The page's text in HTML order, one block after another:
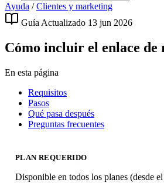
Ayuda / Clientes y marketing
Guía Actualizado 13 jun 2026
Cómo incluir el enlace de
En esta página
Requisitos
Pasos
Qué pasa después
Preguntas frecuentes
PLAN REQUERIDO
Disponible en todos los planes (desde el